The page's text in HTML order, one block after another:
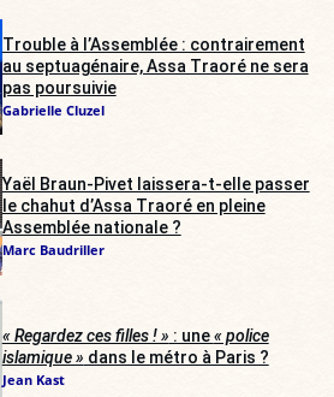
Trouble à l’Assemblée : contrairement
au septuagénaire, Assa Traoré ne sera
pas poursuivie
Gabrielle Cluzel
Yaël Braun-Pivet laissera-t-elle passer
le chahut d’Assa Traoré en pleine
Assemblée nationale ?
Marc Baudriller
« Regardez ces filles ! » : une« police
islamique » dans le métro à Paris ?
Jean Kast